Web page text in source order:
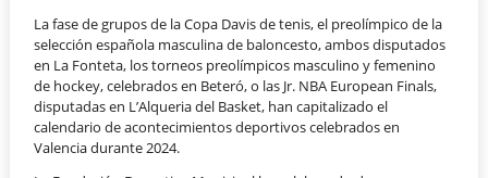
La fase de grupos de la Copa Davis de tenis, el preolímpico de la
selección española masculina de baloncesto, ambos disputados
en La Fonteta, los torneos preolímpicos masculino y femenino
de hockey, celebrados en Beteró, o las Jr. NBA European Finals,
disputadas en L’Alqueria del Basket, han capitalizado el
calendario de acontecimientos deportivos celebrados en
Valencia durante 2024.